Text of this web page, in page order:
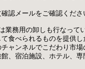
認メールをご確認くださ
業務用の卸しも行なって
食べられるものを提供し
ャンネルでこだわり市
、宿泊施設、ホテル、専